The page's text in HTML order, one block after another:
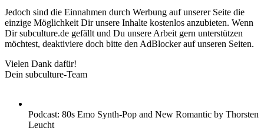
Jedoch sind die Einnahmen durch Werbung auf unserer Seite die
einzige Möglichkeit Dir unsere Inhalte kostenlos anzubieten. Wenn
Dir subculture.de gefällt und Du unsere Arbeit gern unterstützen
möchtest, deaktiviere doch bitte den AdBlocker auf unseren Seiten.
Vielen Dank dafür!
Dein subculture-Team
Podcast: 80s Emo Synth-Pop and New Romantic by Thorsten
Leucht